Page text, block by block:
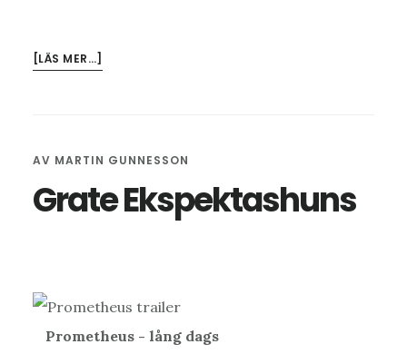
[LÄS MER…]
AV MARTIN GUNNESSON
Grate Ekspektashuns
Prometheus - lång dags